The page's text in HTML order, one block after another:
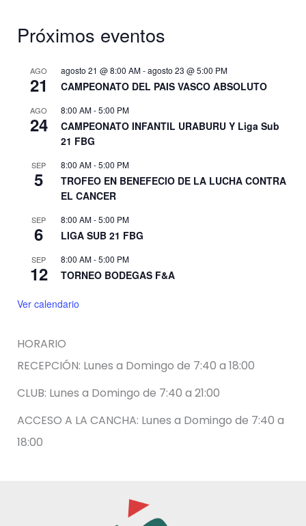
Próximos eventos
AGO
21
agosto 21 @ 8:00 AM-agosto 23 @ 5:00 PM
CAMPEONATO DEL PAIS VASCO ABSOLUTO
AGO
24
8:00 AM-5:00 PM
CAMPEONATO INFANTIL URABURU Y Liga Sub
21 FBG
SEP
5
8:00 AM-5:00 PM
TROFEO EN BENEFECIO DE LA LUCHA CONTRA
EL CANCER
SEP
6
8:00 AM-5:00 PM
LIGA SUB 21 FBG
SEP
12
8:00 AM-5:00 PM
TORNEO BODEGAS F&A
Ver calendario
HORARIO
RECEPCIÓN: Lunes a Domingo de 7:40 a 18:00
CLUB: Lunes a Domingo de 7:40 a 21:00
ACCESO A LA CANCHA: Lunes a Domingo de 7:40 a
18:00